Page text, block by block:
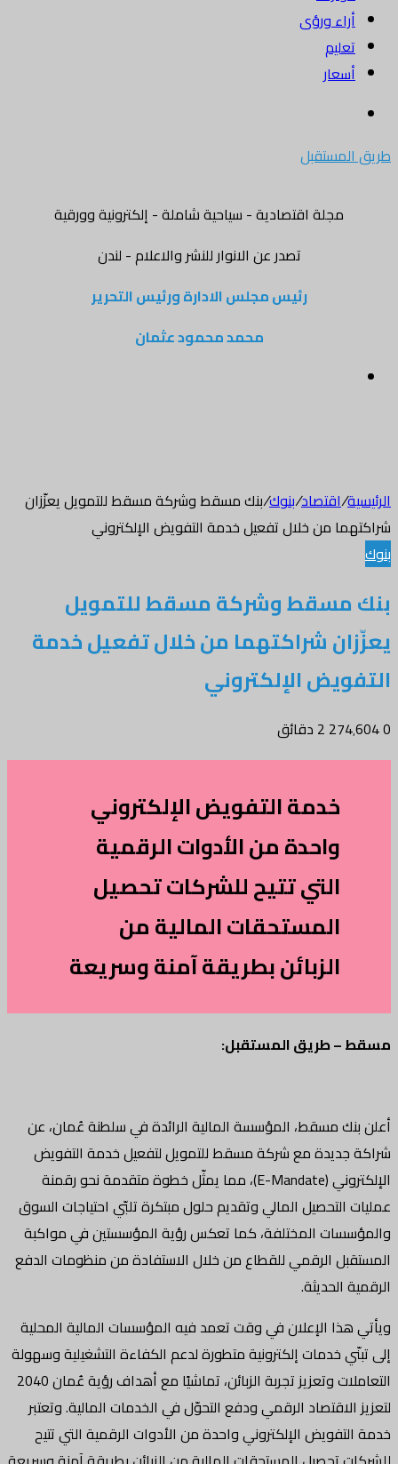
ورؤى
مجلة اقتصادية - سياحية شاملة - إلكترونية وورقية
تصدر عن الانوار للنشر والاعلام - لندن
رئيس مجلس الادارة ورئيس التحرير
محمد محمود عثمان
اقتصاد/بنوك/بنك مسقط وشركة مسقط للتمويل يعزّزان
من خلال تفعيل خدمة التفويض الإلكتروني
وشركة مسقط للتمويل
شراكتهما من خلال تفعيل خدمة
الإلكتروني
2 دقائق
خدمة التفويض الإلكتروني
واحدة من الأدوات الرقمية
التي تتيح للشركات تحصيل
المستحقات المالية من
الزبائن بطريقة آمنة وسريعة
طريق المستقبل:
مسقط، المؤسسة المالية الرائدة في سلطنة عُمان، عن
مع شركة مسقط للتمويل لتفعيل خدمة التفويض
الإلكتروني (E-Mandate)، مما يمثّل خطوة متقدمة نحو رقمنة
المالي وتقديم حلول مبتكرة تلبّي احتياجات السوق
المختلفة، كما تعكس رؤية المؤسستين في مواكبة
الرقمي للقطاع من خلال الاستفادة من منظومات الدفع
الإعلان في وقت تعمد فيه المؤسسات المالية المحلية
خدمات إلكترونية متطورة لدعم الكفاءة التشغيلية وسهولة
التعاملات وتعزيز تجربة الزبائن، تماشيًا مع أهداف رؤية عُمان 2040
الرقمي ودفع التحوّل في الخدمات المالية. وتعتبر
الإلكتروني واحدة من الأدوات الرقمية التي تتيح